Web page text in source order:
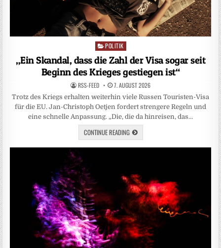
Posted
in
POLITIK
„Ein Skandal, dass die Zahl der Visa sogar seit
Beginn des Krieges gestiegen ist“
RSS-FEED 7. AUGUST 2026
Trotz des Kriegs erhalten weiterhin viele Russen Touristen-Visa
für die EU. Jan-Christoph Oetjen fordert strengere Regeln und
eine schnelle Anpassung. „Die, die da hinreisen, das…
CONTINUE READING